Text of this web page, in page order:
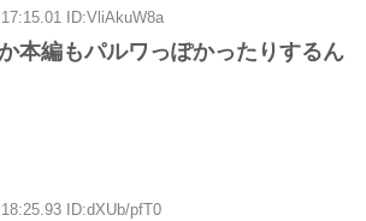
ID:VliAkuW8a
本編もパルワっぽかったりするん
ID:dXUb/pfT0